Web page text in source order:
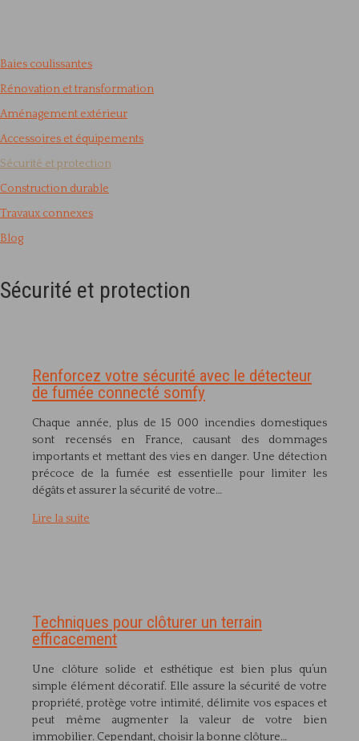
Baies coulissantes
Rénovation et transformation
Aménagement extérieur
Accessoires et équipements
Sécurité et protection
Construction durable
Travaux connexes
Blog
Sécurité et protection
Renforcez votre sécurité avec le détecteur
de fumée connecté somfy
Chaque année, plus de 15 000 incendies domestiques
sont recensés en France, causant des dommages
importants et mettant des vies en danger. Une détection
précoce de la fumée est essentielle pour limiter les
dégâts et assurer la sécurité de votre…
Lire la suite
Techniques pour clôturer un terrain
efficacement
Une clôture solide et esthétique est bien plus qu’un
simple élément décoratif. Elle assure la sécurité de votre
propriété, protège votre intimité, délimite vos espaces et
peut même augmenter la valeur de votre bien
immobilier. Cependant, choisir la bonne clôture…